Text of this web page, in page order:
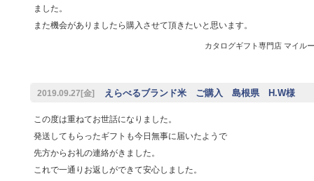
ました。
また機会がありましたら購入させて頂きたいと思います。
カタログギフト専門店 マイ
2019.09.27[金] えらべるブランド米 ご購入 島根県 H.W様
この度は重ねてお世話になりました。
発送してもらったギフトも今日無事に届いたようで
先方からお礼の連絡がきました。
これで一通りお返しができて安心しました。